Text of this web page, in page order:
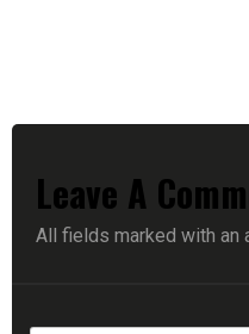
Leave A
All fields marked with an